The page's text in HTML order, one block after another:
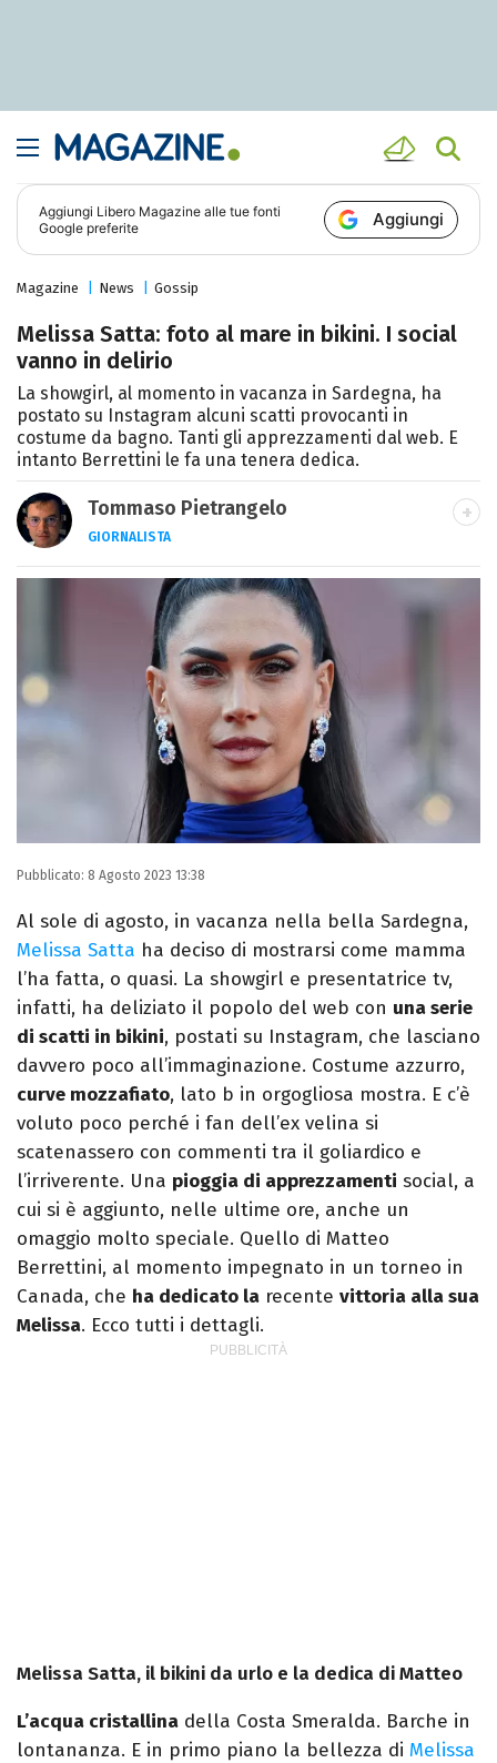
Aggiungi Libero Magazine alle tue fonti
Google preferite
Aggiungi
Magazine News Gossip
Melissa Satta: foto al mare in bikini. I social
vanno in delirio
La showgirl, al momento in vacanza in Sardegna, ha
postato su Instagram alcuni scatti provocanti in
costume da bagno. Tanti gli apprezzamenti dal web. E
intanto Berrettini le fa una tenera dedica.
Tommaso Pietrangelo
GIORNALISTA
Autore, giornalista, cantautore. Laureato in
Letterature Straniere, è appassionato di
cinema, poesia e Shakespeare. Scrive
canzoni e ama i gatti.
Pubblicato: 8 Agosto 2023 13:38
Al sole di agosto, in vacanza nella bella Sardegna,
Melissa Satta ha deciso di mostrarsi come mamma
l’ha fatta, o quasi. La showgirl e presentatrice tv,
infatti, ha deliziato il popolo del web con una serie
di scatti in bikini, postati su Instagram, che lasciano
davvero poco all’immaginazione. Costume azzurro,
curve mozzafiato, lato b in orgogliosa mostra. E c’è
voluto poco perché i fan dell’ex velina si
scatenassero con commenti tra il goliardico e
l’irriverente. Una pioggia di apprezzamenti social, a
cui si è aggiunto, nelle ultime ore, anche un
omaggio molto speciale. Quello di Matteo
Berrettini, al momento impegnato in un torneo in
Canada, che ha dedicato la recente vittoria alla sua
Melissa. Ecco tutti i dettagli.
Melissa Satta, il bikini da urlo e la dedica di Matteo
L’acqua cristallina della Costa Smeralda. Barche in
lontananza. E in primo piano la bellezza di Melissa